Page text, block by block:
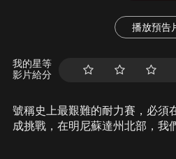
播放預告
我的星等
影片給分
號稱史上最艱難的耐力賽，必須
成挑戰，在明尼蘇達州北部，我